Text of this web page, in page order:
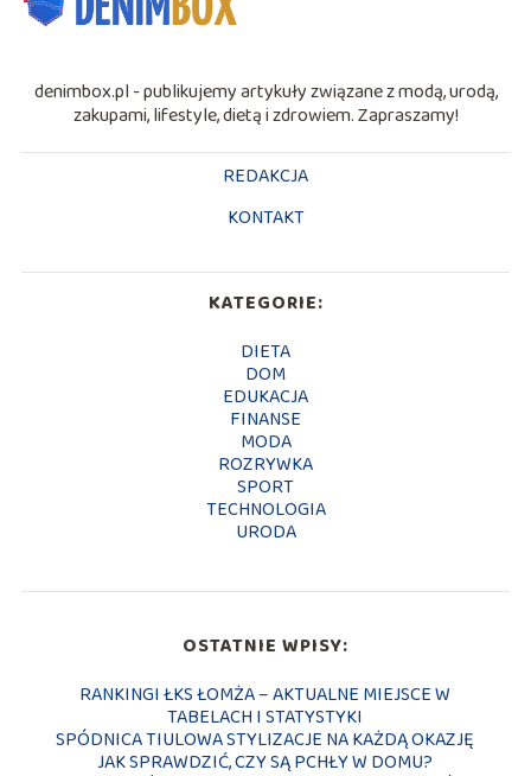
denimbox.pl - publikujemy artykuły związane z modą, urodą,
zakupami, lifestyle, dietą i zdrowiem. Zapraszamy!
REDAKCJA
KONTAKT
KATEGORIE:
DIETA
DOM
EDUKACJA
FINANSE
MODA
ROZRYWKA
SPORT
TECHNOLOGIA
URODA
OSTATNIE WPISY:
RANKINGI ŁKS ŁOMŻA – AKTUALNE MIEJSCE W
TABELACH I STATYSTYKI
SPÓDNICA TIULOWA STYLIZACJE NA KAŻDĄ OKAZJĘ
JAK SPRAWDZIĆ, CZY SĄ PCHŁY W DOMU?